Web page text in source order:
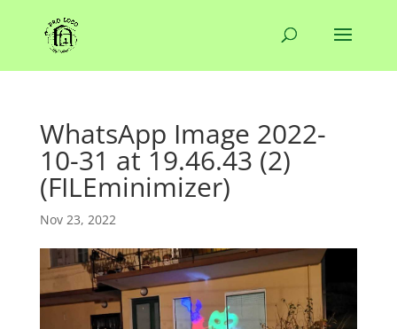
WhatsApp Image 2022-
10-31 at 19.46.43 (2)
(FILEminimizer)
Nov 23, 2022